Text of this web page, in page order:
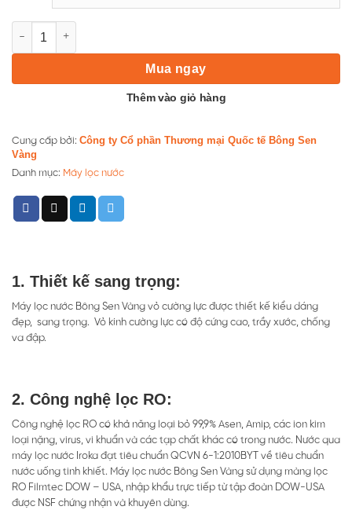
Máy lọc nước Bông Sen Vàng 5, 6 ,… 9 lõi lọc – RED số lượng
Mua ngay
Thêm vào giỏ hàng
Cung cấp bởi: Công ty Cổ phần Thương mại Quốc tế Bông Sen
Vàng
Danh mục: Máy lọc nước
1. Thiết kế sang trọng:
Máy lọc nước Bông Sen Vàng vỏ cường lực được thiết kế kiểu dáng
đẹp, sang trọng. Vỏ kính cường lực có độ cứng cao, trầy xước, chống
va đập.
2. Công nghệ lọc RO:
Công nghệ lọc RO có khả năng loại bỏ 99,9% Asen, Amip, các ion kim
loại nặng, virus, vi khuẩn và các tạp chất khác có trong nước. Nước qua
máy lọc nước Iroka đạt tiêu chuẩn QCVN 6-1:2010BYT về tiêu chuẩn
nước uống tinh khiết. Máy lọc nước Bông Sen Vàng sử dụng màng lọc
RO Filmtec DOW – USA, nhập khẩu trực tiếp từ tập đoàn DOW-USA
được NSF chứng nhận và khuyên dùng.